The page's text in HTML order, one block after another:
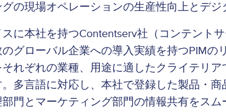
の現場オペレーションの生産性向上とデ
に本社を持つContentserv社（コンテント
グローバル企業への導入実績を持つPIM
れぞれの業種、用途に適したクライテリ
多言語に対応し、本社で登録した製品・
門とマーケティング部門の情報共有をスム